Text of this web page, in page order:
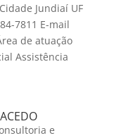
Jundiaí UF
7811 E-mail
de atuação
Assistência
e